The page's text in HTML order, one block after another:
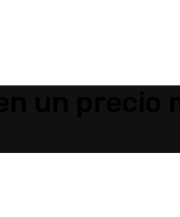
un precio